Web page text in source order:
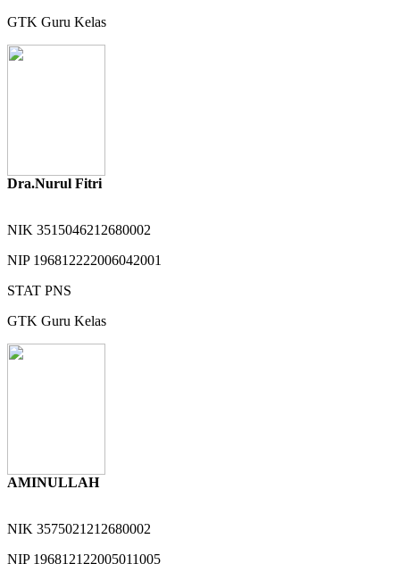
GTK Guru Kelas
Dra.Nurul Fitri
NIK 3515046212680002
NIP 196812222006042001
STAT PNS
GTK Guru Kelas
AMINULLAH
NIK 3575021212680002
NIP 196812122005011005